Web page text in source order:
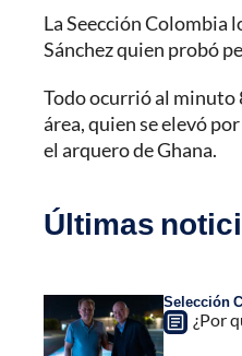
La Seección Colombia
Sánchez quien probó
Todo ocurrió al minuto
área, quien se elevó
el arquero de Ghana.
Últimas
Selección
¿Por